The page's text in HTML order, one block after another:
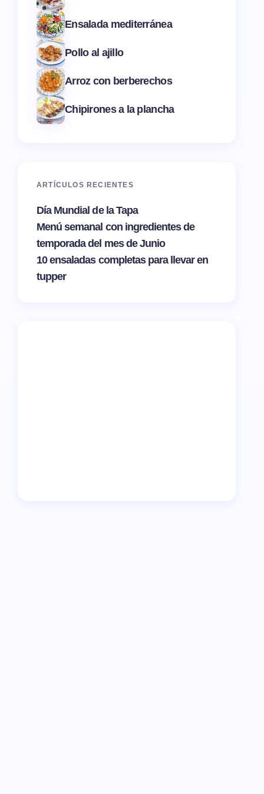
Ensalada mediterránea
Pollo al ajillo
Arroz con berberechos
Chipirones a la plancha
ARTÍCULOS RECIENTES
Día Mundial de la Tapa
Menú semanal con ingredientes de
temporada del mes de Junio
10 ensaladas completas para llevar en
tupper